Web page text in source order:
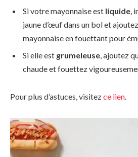
Si votre mayonnaise est liquide ,
jaune d’œuf dans un bol et
mayonnaise en fouettant pour
Si elle est grumeleuse , ajoutez
chaude et fouettez
Pour plus d’astuces, visitezce lien.